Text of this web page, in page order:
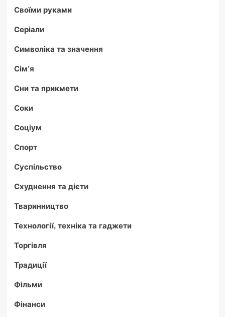
Своїми руками
Серіали
Символіка та значення
Сім'я
Сни та прикмети
Соки
Соціум
Спорт
Суспільство
Схуднення та дієти
Тваринництво
Технології, техніка та гаджети
Торгівля
Традиції
Фільми
Фінанси